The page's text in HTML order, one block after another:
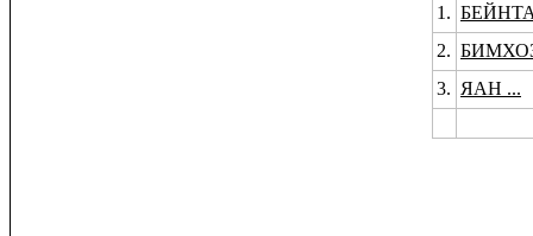
1.
2.
3. ЯАН ...